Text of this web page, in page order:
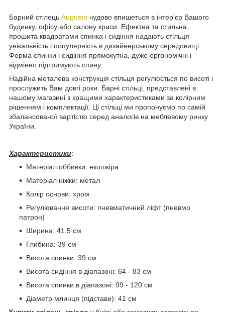
Барний стілець Augusto чудово впишеться в інтер'єр Вашого
будинку, офісу або салону краси. Ефектна та стильна,
прошита квадратами спинка і сидіння надають стільця
унікальність і популярність в дизайнерському середовищі.
Форма спинки і сидіння прямокутна, дуже ергономічні і
відмінно підтримують спину.
Надійна металева конструкція стільця регулюється по висоті і
прослужить Вам довгі роки. Барні стільці, представлені в
нашому магазині з кращими характеристиками за колірним
рішенням і комплектації. Ці стільці ми пропонуємо по самій
збалансованої вартістю серед аналогів на меблевому ринку
України.
Характеристики:
Матеріал оббивки: екошкіра
Матеріал ніжки: метал
Колір основи: хром
Регулювання висоти: пневматичний ліфт (пневмо
патрон)
Ширина: 41,5 см
Глибина: 39 см
Висота спинки: 39 см
Висота сидіння в діапазоні: 64 - 83 см
Висота спинки в діапазоні: 99 - 120 см
Діаметр млинця (підстави): 41 см